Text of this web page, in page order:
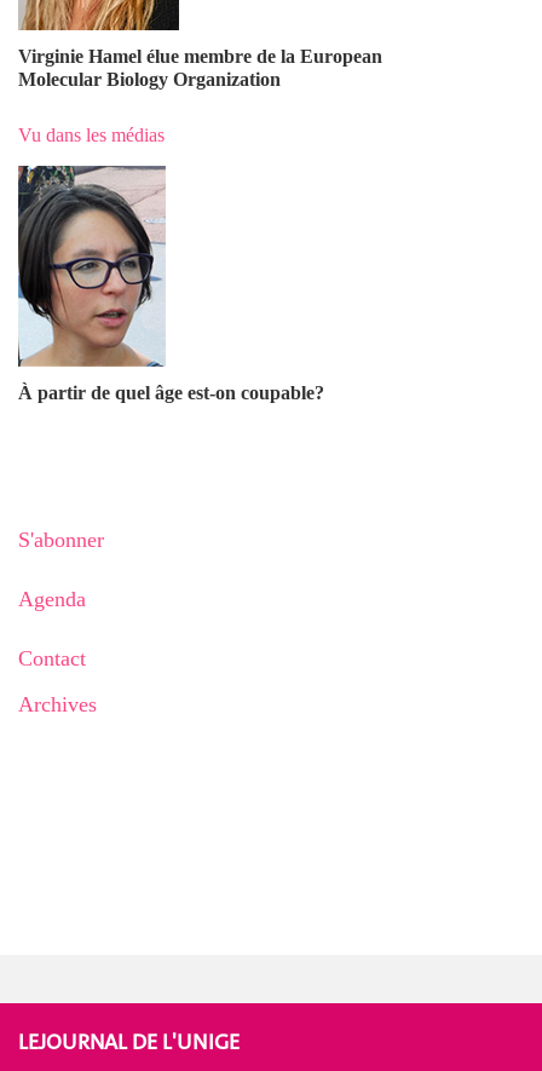
Virginie Hamel élue membre de la European
Molecular Biology Organization
Vu dans les médias
À partir de quel âge est-on coupable?
S'abonner
Agenda
Contact
Archives
LEJOURNAL DE L'UNIGE